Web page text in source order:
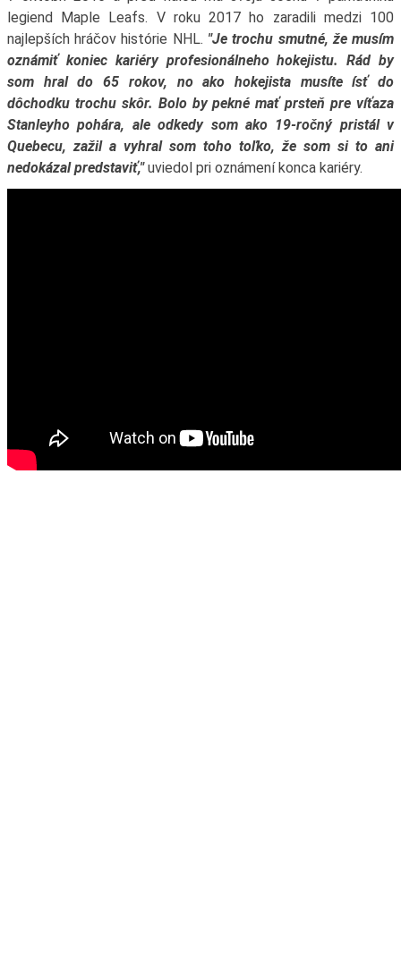
legiend Maple Leafs. V roku 2017 ho zaradili medzi 100
najlepších hráčov histórie NHL. "Je trochu smutné, že musím
oznámiť koniec kariéry profesionálneho hokejistu. Rád by
som hral do 65 rokov, no ako hokejista musíte ísť do
dôchodku trochu skôr. Bolo by pekné mať prsteň pre víťaza
Stanleyho pohára, ale odkedy som ako 19-ročný pristál v
Quebecu, zažil a vyhral som toho toľko, že som si to ani
nedokázal predstaviť,"uviedol pri oznámení konca kariéry.